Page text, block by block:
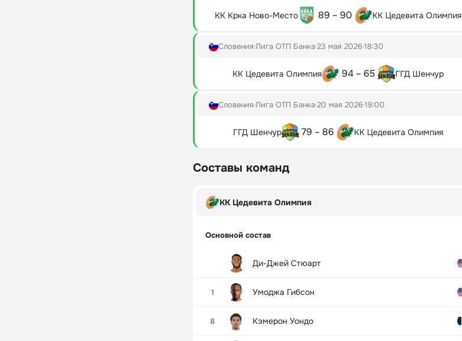
КК Крка Ново-Место 89 – 90 КК Цедевита Олимпия
Словения Лига ОТП Банка23 мая 202618:30
КК Цедевита Олимпия 94 – 65 ГГД Шенчур
Словения Лига ОТП Банка20 мая 202619:00
ГГД Шенчур 79 – 86 КК Цедевита Олимпия
Составы команд
КК Цедевита Олимпия
Основной состав
Ди-Джей Стюарт
1 Умоджа Гибсон
8 Кэмерон Уондо